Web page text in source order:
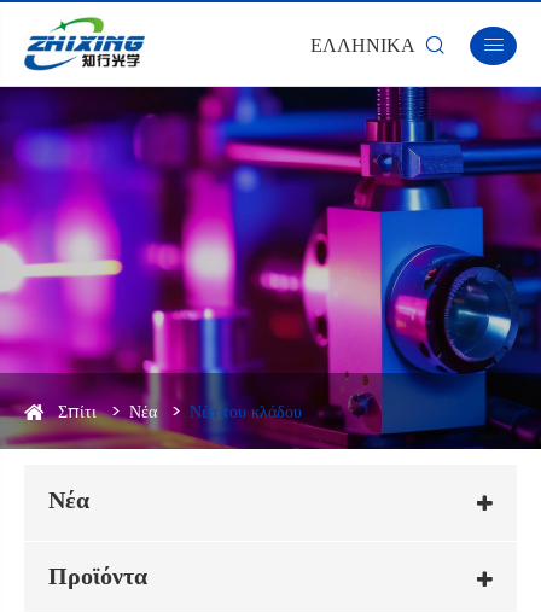
ΕΛΛΗΝΙΚΆ  
Σπίτι Νέα Νέα του κλάδου
Νέα
Προϊόντα